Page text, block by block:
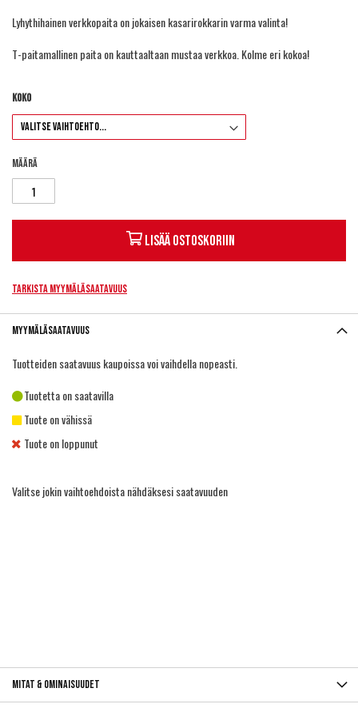
Lyhythihainen verkkopaita on jokaisen kasarirokkarin varma valinta!
T-paitamallinen paita on kauttaaltaan mustaa verkkoa. Kolme eri kokoa!
Koko
Määrä
Lisää ostoskoriin
Tarkista myymäläsaatavuus
Myymäläsaatavuus
Tuotteiden saatavuus kaupoissa voi vaihdella nopeasti.
Tuotetta on saatavilla
Tuote on vähissä
Tuote on loppunut
Valitse jokin vaihtoehdoista nähdäksesi saatavuuden
Mitat & ominaisuudet